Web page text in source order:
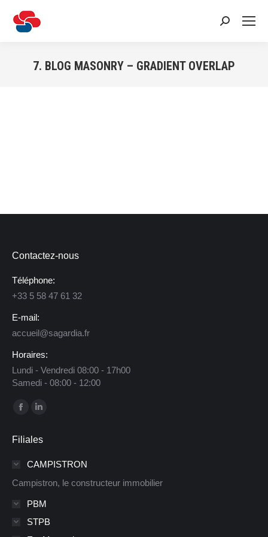
Recherche
7. BLOG MASONRY – GRADIENT OVERLAP
Contactez-nous
Téléphone:
+33 5 58 47 61 32
E-mail:
accueil@sagardia.fr
Horaires:
Lundi - Vendredi 08:00 - 17h00
Samedi - 08:00 - 12:00
Trouvez nous sur :
La
Facebook
s'ouvre
nouvelle
fenêtre
LinkedIn
s'ouvre
nouvelle
fenêtre
Filiales
CAMPISTRON
Campistron, le constructeur immobilier
PBM
STPB